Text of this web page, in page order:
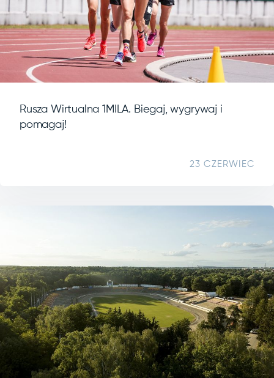
Rusza Wirtualna 1MILA. Biegaj, wygrywaj i
pomagaj!
23 CZERWIEC